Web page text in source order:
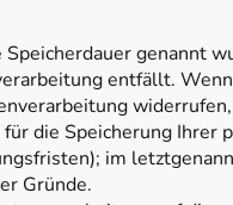
genannt
entfällt.
die Speicherung Ihrer
im
Gründe.